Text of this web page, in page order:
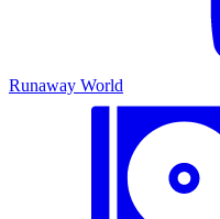
Runaway World